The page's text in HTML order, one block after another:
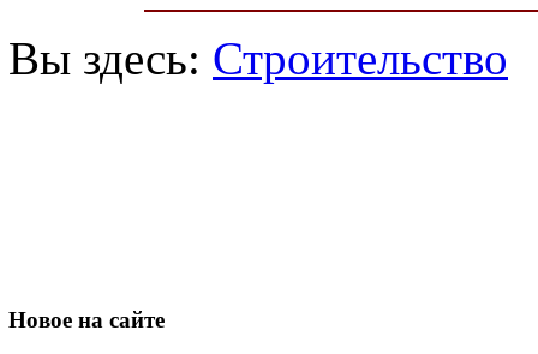
Вы здесь: Строительство
Новое на сайте